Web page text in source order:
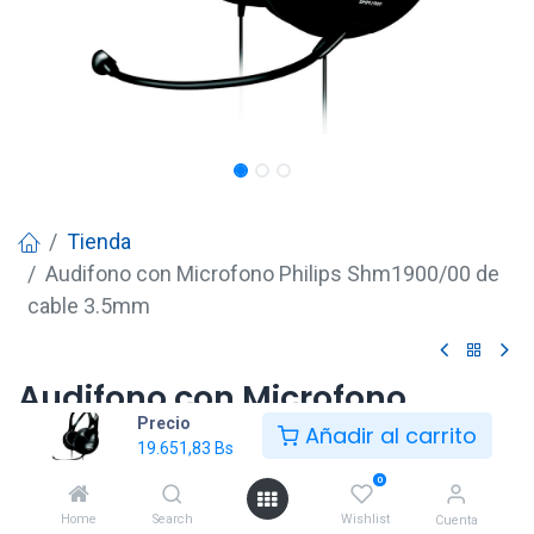
Precio
19.651,83 Bs Añadir al carrito
Home Search
0
Wishlist Cuenta
Tienda
Audifono con Microfono Philips Shm1900/00 de
cable 3.5mm
Audifono con Microfono
Philips Shm1900/00 de cable
3.5mm